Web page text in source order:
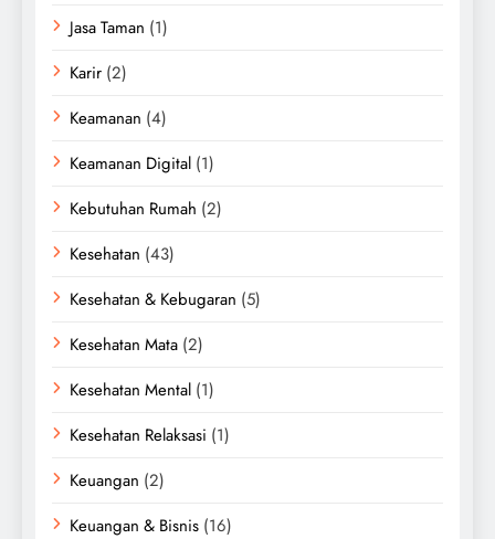
Jasa Taman (1)
Karir (2)
Keamanan (4)
Keamanan Digital (1)
Kebutuhan Rumah (2)
Kesehatan (43)
Kesehatan & Kebugaran (5)
Kesehatan Mata (2)
Kesehatan Mental (1)
Kesehatan Relaksasi (1)
Keuangan (2)
Keuangan & Bisnis (16)